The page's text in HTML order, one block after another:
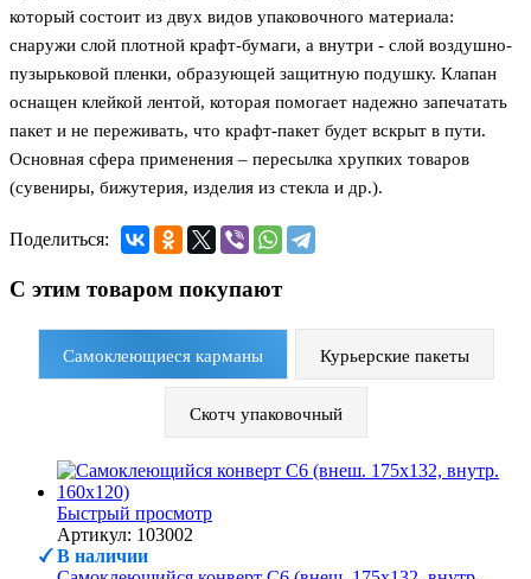
который состоит из двух видов упаковочного материала:
снаружи слой плотной крафт-бумаги, а внутри - слой воздушно-
пузырьковой пленки, образующей защитную подушку. Клапан
оснащен клейкой лентой, которая помогает надежно запечатать
пакет и не переживать, что крафт-пакет будет вскрыт в пути.
Основная сфера применения – пересылка хрупких товаров
(сувениры, бижутерия, изделия из стекла и др.).
Поделиться:
С этим товаром покупают
Самоклеющиеся карманы Курьерские пакеты
Скотч упаковочный
Быстрый просмотр
Артикул: 103002
В наличии